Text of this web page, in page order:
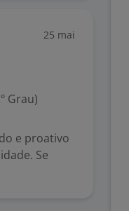
25 mai
Grau)
e proativo
Se